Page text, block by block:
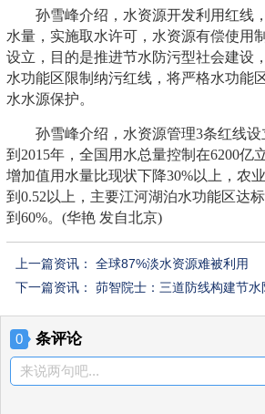
孙雪峰介绍，水资源开发利用红线
水量，实施取水许可，水资源有偿使用
设立，目的是推进节水防污型社会建设
水功能区限制纳污红线，将严格水功能
水水源保护。
孙雪峰介绍，水资源管理3条红线设
到2015年，全国用水总量控制在6200亿
增加值用水量比现状下降30%以上，农
到0.52以上，主要江河湖泊水功能区达
到60%。(华艳 发自北京)
上一篇资讯： 全球87%淡水资源难被利用
下一篇资讯： 茆智院士：三道防线构建节
0 条评论
来说两句吧...